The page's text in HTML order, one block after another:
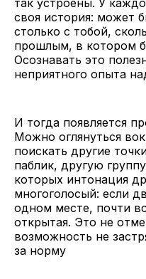
своя история: может
столько с тобой,
прошлым, в котором
Осознавать это
неприятного опыта
И тогда появляется
Можно оглянуться
поискать другие
паблик, другую
которых интонация
многоголосый: если
одном месте, почти
открытая. Это не
возможность не
за норму